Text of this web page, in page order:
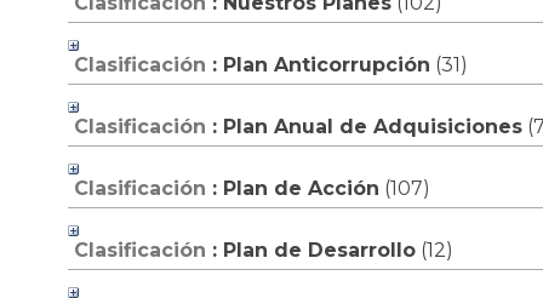
Clasificación : Plan Anticorrupción ‎(31)
Clasificación : Plan Anual de Adquisiciones
Clasificación : Plan de Acción ‎(107)
Clasificación : Plan de Desarrollo ‎(12)